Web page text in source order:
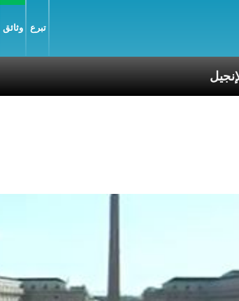
وثائق تبرع